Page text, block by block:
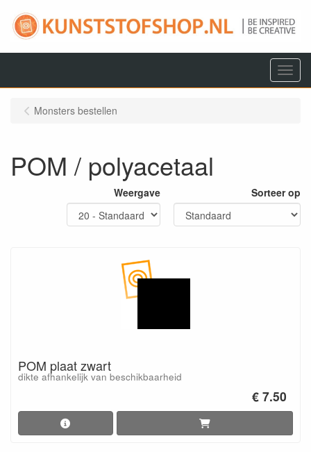
Menu
Monsters bestellen
POM / polyacetaal
Weergave Sorteer op
POM plaat zwart
dikte afhankelijk van beschikbaarheid
€ 7.50